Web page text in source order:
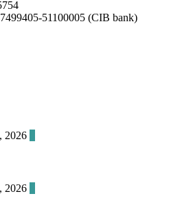
51100005 (CIB bank)
2026
2026